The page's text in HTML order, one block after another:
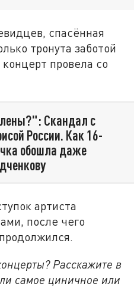
спасённая
тронута заботой
провела со
Скандал с
России. Как 16-
обошла даже
артиста
после чего
Расскажите в
самое циничное или